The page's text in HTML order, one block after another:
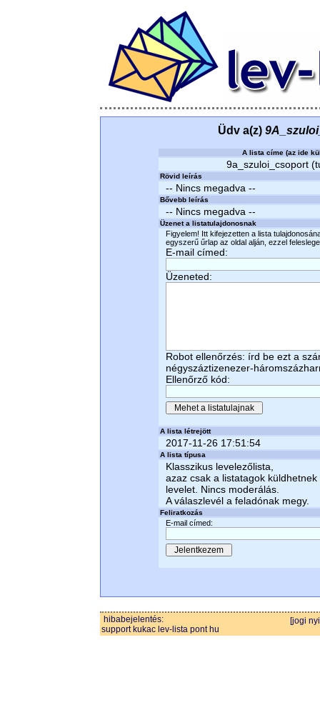
Üdv a(z)
A lista címe (az ide
9a_szuloi_csoport
Rövid leírás
-- Nincs megadva --
Bővebb leírás
-- Nincs megadva --
Üzenet a listatulajdonosnak
Figyelem! Itt kifejezetten a lista
egyszerű űrlap az oldal alján, ezzel
E-mail címed:
Üzeneted:
Robot ellenőrzés: írd be ezt a
négyszáztizenezer-
Ellenőrző kód:
A lista létrejött
2017-11-26 17:51:54
A lista típusa
Klasszikus levelezőlista,
azaz csak a listatagok küldhetnek
levelet. Nincs moderálás.
A válaszlevél a feladónak megy.
Feliratkozás
E-mail címed:
hibabejelentés:
support kukac lev-lista pont hu
[jogi